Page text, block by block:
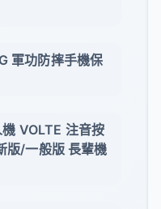
軍功防摔手機保
VOLTE 注音按
版/一般版 長輩機